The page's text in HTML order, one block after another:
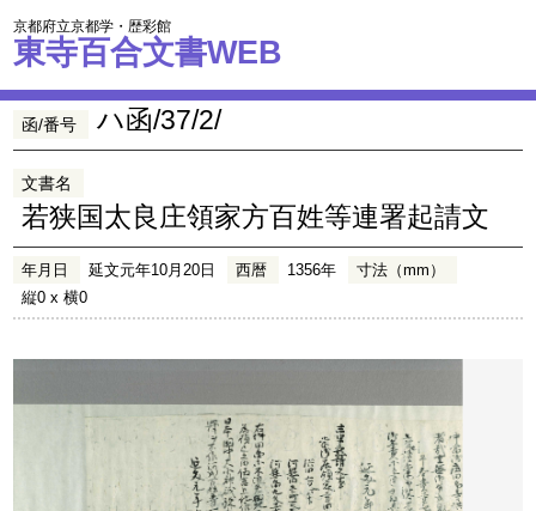
京都府立京都学・歴彩館
東寺百合文書WEB
函/番号 ハ函/37/2/
文書名
若狭国太良庄領家方百姓等連署起請文
年月日 延文元年10月20日 西暦 1356年
寸法（mm）
縦0 x 横0